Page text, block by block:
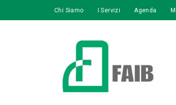
Chi Siamo I Servizi Agenda